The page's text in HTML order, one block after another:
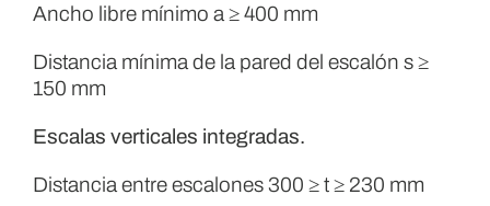
Ancho libre mínimo a ≥ 400 mm
Distancia mínima de la pared del escalón s ≥
150 mm
Escalas verticales integradas.
Distancia entre escalones 300 ≥ t ≥ 230 mm